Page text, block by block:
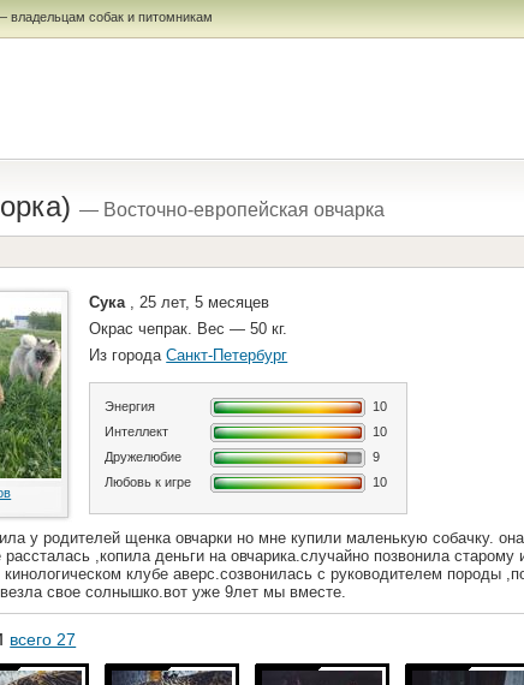
владельцам собак и питомникам
— Восточно-европейская овчарка
Сука , 25 лет, 5 месяцев
Окрас чепрак. Вес — 50 кг.
Из городаСанкт-Петербург
Энергия
10
Интеллект
10
Дружелюбие
9
Любовь к игре
10
у родителей щенка овчарки но мне купили маленькую собачку.
,копила деньги на овчарика.случайно позвонила старому
клубе аверс.созвонилась с руководителем породы
свое солнышко.вот уже 9лет мы вместе.
всего 27